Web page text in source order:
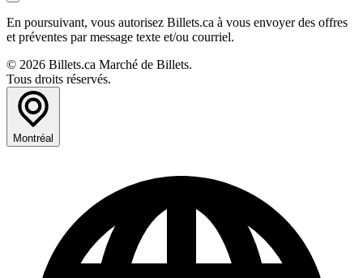
En poursuivant, vous autorisez Billets.ca à vous envoyer des offres
et préventes par message texte et/ou courriel.
© 2026 Billets.ca Marché de Billets.
Tous droits réservés.
Montréal